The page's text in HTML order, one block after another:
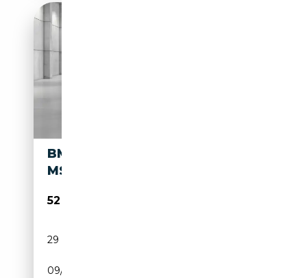
BMW X2 M XDRIVE M35I
MSPORT PRO AUTO
52 600€
29 166 km
09/2024